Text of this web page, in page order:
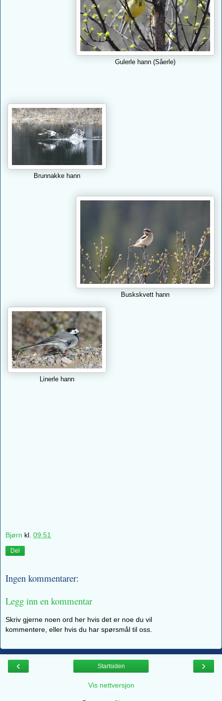
Gulerle hann (Såerle)
Brunnakke hann
Buskskvett hann
Linerle hann
Bjørn kl. 09:51
Del
Ingen kommentarer:
Legg inn en kommentar
Skriv gjerne noen ord her hvis det er noe du vil
kommentere, eller hvis du har spørsmål til oss.
‹ ›
Startsiden
Vis nettversjon